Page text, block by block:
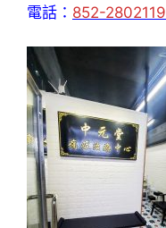
電話： 852-